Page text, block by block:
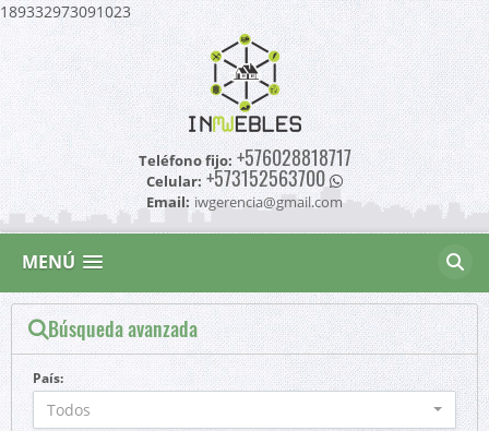
189332973091023
Teléfono fijo: +576028818717
Celular: +573152563700
Email: iwgerencia@gmail.com
MENÚ
Búsqueda avanzada
País:
Todos